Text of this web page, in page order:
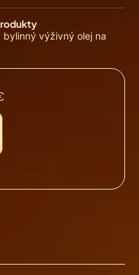
výživný olej na